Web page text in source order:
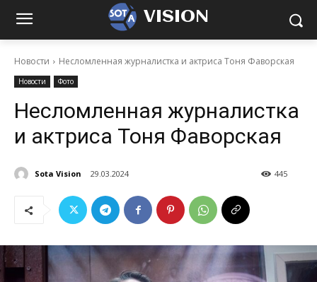
VISION
Новости Несломленная журналистка и актриса Тоня Фаворская
Новости Фото
Несломленная журналистка
и актриса Тоня Фаворская
Sota Vision 29.03.2024 445